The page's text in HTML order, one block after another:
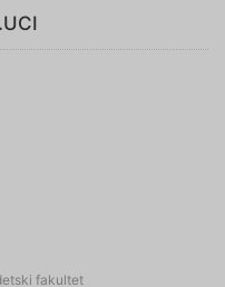
fakultet